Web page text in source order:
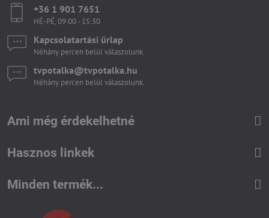
+36 1 901 7651
HÉ-PÉ, 09:00 - 15:30
Kapcsolatartási űrlap
Néhány percen belül válaszolunk.
tvpotalka​@tvpotalka​.hu
Néhány percen belül válaszolunk.
Ami még érdekelhetné
Hasznos linkek
Minden termék...